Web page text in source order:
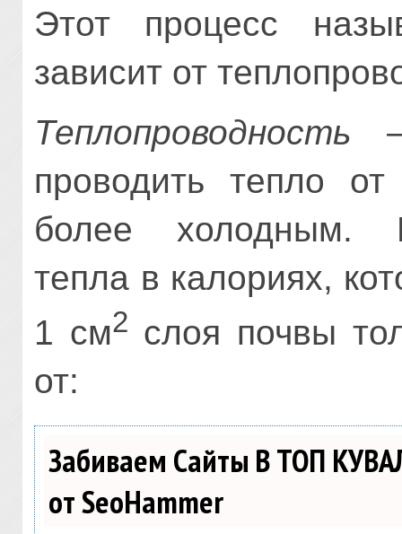
Этот процесс
зависит от
Теплопроводность –
проводить тепло
более холодным.
тепла в калориях,
1 см2 слоя почвы
от:
Забиваем Сайты В ТОП
от SeoHammer